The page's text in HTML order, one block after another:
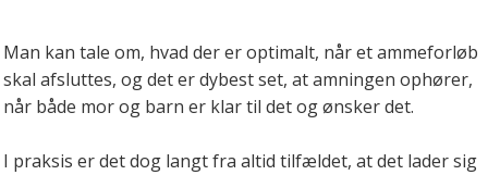
Man kan tale om, hvad der er optimalt, når et ammeforløb
skal afsluttes, og det er dybest set, at amningen ophører,
når både mor og barn er klar til det og ønsker det.
I praksis er det dog langt fra altid tilfældet, at det lader sig